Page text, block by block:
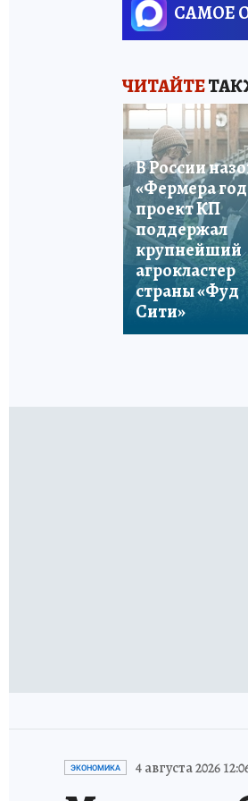
САМОЕ
ЧИТАЙТЕ
В России
«Фермера
проект КП
поддержал
крупнейший
агрокластер
страны «Фуд
Сити»
ЭКОНОМИКА 4 августа 2026